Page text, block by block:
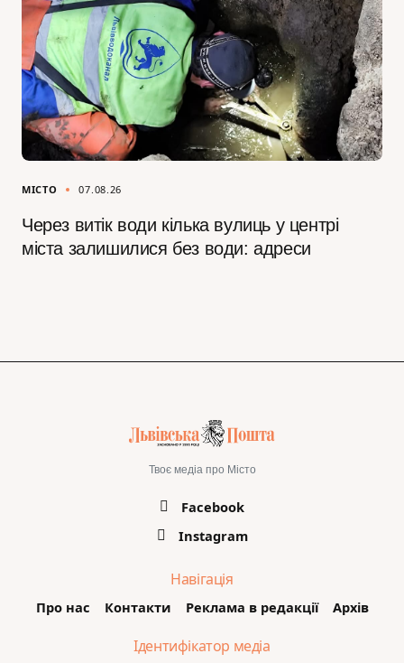
МІСТО 07.08.26
Через витік води кілька вулиць у центрі
міста залишилися без води: адреси
Твоє медіа про Місто
Facebook
Instagram
Навігація
Про нас Контакти Реклама в редакції Архів
Ідентифікатор медіа